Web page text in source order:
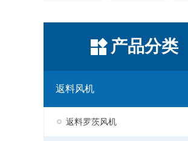
产品分类
返料风机
返料罗茨风机